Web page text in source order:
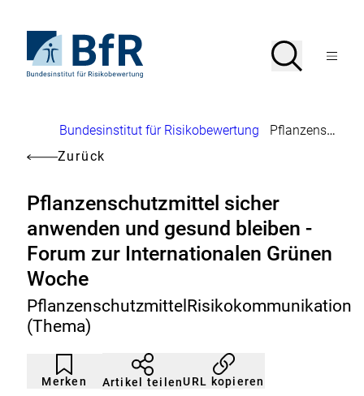
Seiteninhalt
springenStartseite
von
Suche
SucheMenü
Brotkrumennavigation
Bundesinstitut für Risikobewertung
Pflanzenschutzmittel sicher anwenden und gesund bleiben - Forum zur Internationalen Grünen Woche
Zurück
Pflanzenschutzmittel sicher
anwenden und gesund bleiben -
Forum zur Internationalen Grünen
Woche
PflanzenschutzmittelRisikokommunikation
(Thema)
Merken
Artikel
nicht
gemerkt
Durch
Klicken
der
Artikel teilenURL kopieren